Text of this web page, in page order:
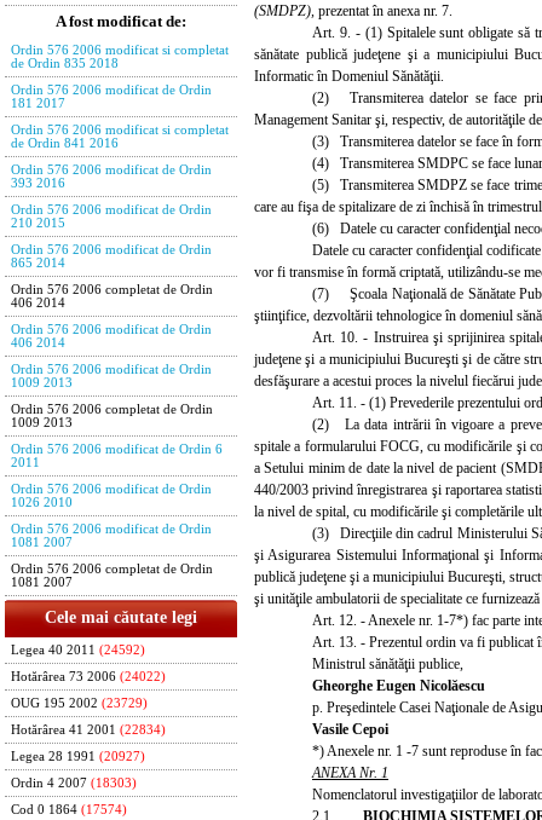
A fost modificat de:
Ordin 576 2006 modificat si completat
de Ordin 835 2018
Ordin 576 2006 modificat de Ordin
181 2017
Ordin 576 2006 modificat si completat
de Ordin 841 2016
Ordin 576 2006 modificat de Ordin
393 2016
Ordin 576 2006 modificat de Ordin
210 2015
Ordin 576 2006 modificat de Ordin
865 2014
Ordin 576 2006 completat de Ordin
406 2014
Ordin 576 2006 modificat de Ordin
406 2014
Ordin 576 2006 modificat de Ordin
1009 2013
Ordin 576 2006 completat de Ordin
1009 2013
Ordin 576 2006 modificat de Ordin 6
2011
Ordin 576 2006 modificat de Ordin
1026 2010
Ordin 576 2006 modificat de Ordin
1081 2007
Ordin 576 2006 completat de Ordin
1081 2007
Cele mai căutate legi
Legea 40 2011 (24592)
Hotărârea 73 2006 (24022)
OUG 195 2002 (23729)
Hotărârea 41 2001 (22834)
Legea 28 1991 (20927)
Ordin 4 2007 (18303)
Cod 0 1864 (17574)
(SMDPZ), prezentat în anexa nr. 7.
Art. 9. - (1) Spitalele sunt obligate să
sănătate publică judeţene şi a municipiului
Informatic în Domeniul Sănătăţii.
(2) Transmiterea datelor se face
Management Sanitar şi, respectiv, de autorităţile
(3) Transmiterea datelor se face în
(4) Transmiterea SMDPC se face
(5) Transmiterea SMDPZ se face
care au fişa de spitalizare de zi închisă în
(6) Datele cu caracter confidenţial
Datele cu caracter confidenţial
vor fi transmise în formă criptată, utilizându-se
(7) Şcoala Naţională de Sănătate
ştiinţifice, dezvoltării tehnologice în domeniul
Art. 10. - Instruirea şi sprijinirea
judeţene şi a municipiului Bucureşti şi de către
desfăşurare a acestui proces la nivelul fiecărui
Art. 11. - (1) Prevederile prezentului
(2) La data intrării în vigoare a
spitale a formularului FOCG, cu modificările şi
a Setului minim de date la nivel de pacient
440/2003 privind înregistrarea şi raportarea
la nivel de spital, cu modificările şi completările
(3) Direcţiile din cadrul Ministerului
şi Asigurarea Sistemului Informaţional şi
publică judeţene şi a municipiului Bucureşti,
şi unităţile ambulatorii de specialitate ce
Art. 12. - Anexele nr. 1-7*) fac parte
Art. 13. - Prezentul ordin va fi publicat
Ministrul sănătăţii publice,
Gheorghe Eugen Nicolăescu
p. Preşedintele Casei Naţionale de
Vasile Cepoi
*) Anexele nr. 1 -7 sunt reproduse în
ANEXA Nr. 1
Nomenclatorul investigaţiilor de
2.1 BIOCHIMIA